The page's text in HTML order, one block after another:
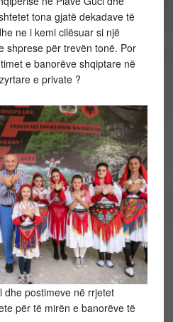
tona gjatë dekadave të
ne i kemi cilësuar si një
shprese për trevën tonë. Por
e banorëve shqiptare në
e private ?
dhe postimeve në rrjetet
për të mirën e banorëve të